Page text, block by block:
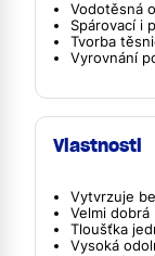
Vodotěsná
Spárovací i
Tvorba
Vyrovnání
Vlastnosti
Vytvrzuje
Velmi
Tloušťka
Vysoká